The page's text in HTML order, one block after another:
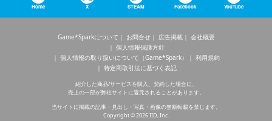
Home X STEAM Facebook YouTube
Game*Sparkについて お問合せ 広告掲載
会社概要
個人情報保護方針
個人情報の取り扱いについて（Game*Spark）
利用規約
特定商取引法に基づく表記
紹介した商品/サービスを購入、契約した場合に、
売上の一部が弊社サイトに還元されることがあります。
当サイトに掲載の記事・見出し・写真・画像の無断転載を禁じます。
Copyright © 2026 IID, Inc.